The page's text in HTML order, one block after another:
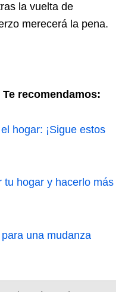
la vuelta de
merecerá la pena.
Te recomendamos:
hogar: ¡Sigue estos
tu hogar y hacerlo más
una mudanza